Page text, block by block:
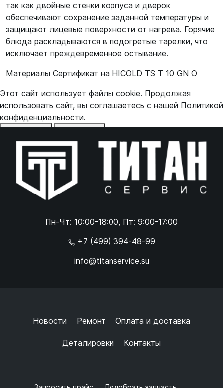
так как двойные стенки корпуса и дверок
обеспечивают сохранение заданной температуры и
защищают лицевые поверхности от нагрева. Горячие
блюда раскладываются в подогретые тарелки, что
исключает преждевременное остывание.
Материалы Сертификат на HICOLD TS T 10 GN O
Пн-Чт: 10:00-18:00, Пт: 9:00-17:00
+7 (499) 394-48-99
info@titanservice.su
Новости Ремонт Оплата и доставка
Деталировки Контакты
Этот сайт использует файлы cookie. Продолжая
использовать сайт, вы соглашаетесь с нашей Политикой
конфиденциальности.
Online чат
Online чат